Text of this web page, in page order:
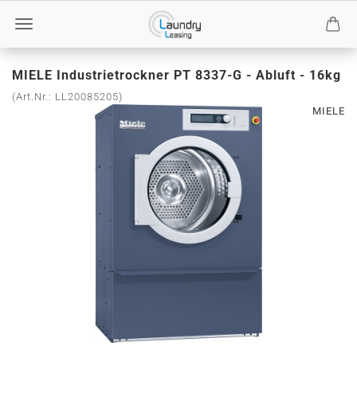
MIELE Industrietrockner PT 8337-G - Abluft - 16kg
(Art.Nr.: LL20085205)
MIELE